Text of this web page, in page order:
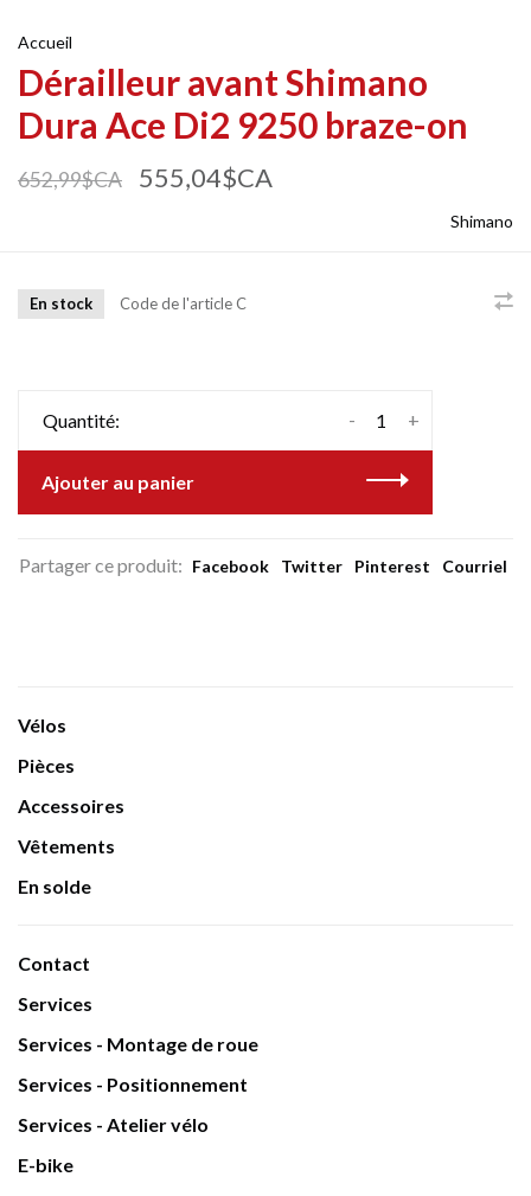
Accueil
Dérailleur avant Shimano
Dura Ace Di2 9250 braze-on
652,99$CA 555,04$CA
Shimano
En stock Code de l'article C
Quantité: +
-
Ajouter au panier
Partager ce produit: Facebook Twitter Pinterest Courriel
Vélos
Pièces
Accessoires
Vêtements
En solde
Contact
Services
Services - Montage de roue
Services - Positionnement
Services - Atelier vélo
E-bike